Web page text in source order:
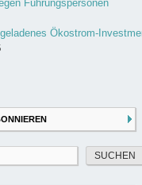
Führungspersonen
Ökostrom-